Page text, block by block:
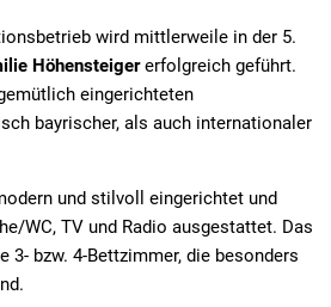
wird mittlerweile in der 5.
Höhensteigererfolgreich geführt.
eingerichteten
bayrischer, als auch internationaler
und stilvoll eingerichtet und
WC, TV und Radio ausgestattet. Das
3- bzw. 4-Bettzimmer, die besonders